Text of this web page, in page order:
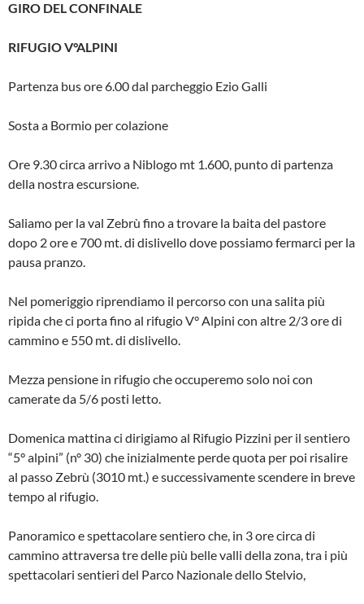
GIRO DEL CONFINALE
RIFUGIO V°ALPINI
Partenza bus ore 6.00 dal parcheggio Ezio Galli
Sosta a Bormio per colazione
Ore 9.30 circa arrivo a Niblogo mt 1.600, punto di partenza
della nostra escursione.
Saliamo per la val Zebrù fino a trovare la baita del pastore
dopo 2 ore e 700 mt. di dislivello dove possiamo fermarci per la
pausa pranzo.
Nel pomeriggio riprendiamo il percorso con una salita più
ripida che ci porta fino al rifugio V° Alpini con altre 2/3 ore di
cammino e 550 mt. di dislivello.
Mezza pensione in rifugio che occuperemo solo noi con
camerate da 5/6 posti letto.
Domenica mattina ci dirigiamo al Rifugio Pizzini per il sentiero
“5° alpini” (n° 30) che inizialmente perde quota per poi risalire
al passo Zebrù (3010 mt.) e successivamente scendere in breve
tempo al rifugio.
Panoramico e spettacolare sentiero che, in 3 ore circa di
cammino attraversa tre delle più belle valli della zona, tra i più
spettacolari sentieri del Parco Nazionale dello Stelvio,